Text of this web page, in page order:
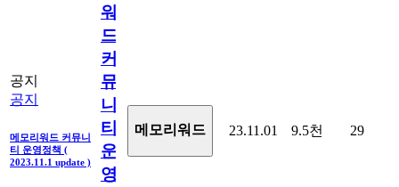
공지
공지
메모리워드 커뮤니
티 운영정책 (
2023.11.1 update )
워
드
커
뮤
니
티
운
영
메모리워드 23.11.01 9.5천 29